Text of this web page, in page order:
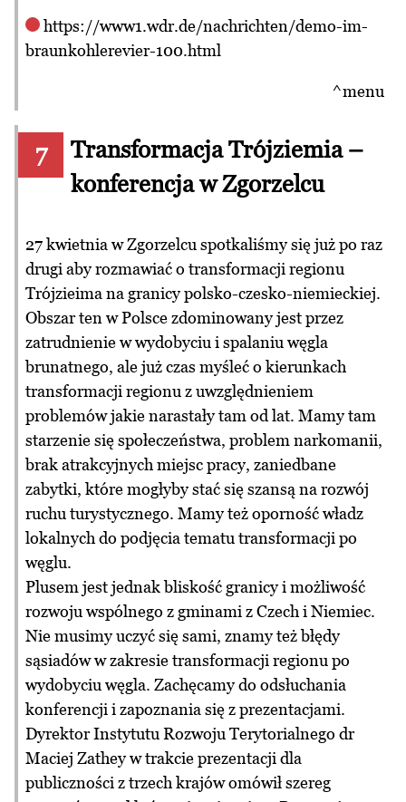
https://www1.wdr.de/nachrichten/demo-im-
braunkohlerevier-100.html
^menu
7
Transformacja Trójziemia –
konferencja w Zgorzelcu
27 kwietnia w Zgorzelcu spotkaliśmy się już po raz
drugi aby rozmawiać o transformacji regionu
Trójzieima na granicy polsko-czesko-niemieckiej.
Obszar ten w Polsce zdominowany jest przez
zatrudnienie w wydobyciu i spalaniu węgla
brunatnego, ale już czas myśleć o kierunkach
transformacji regionu z uwzględnieniem
problemów jakie narastały tam od lat. Mamy tam
starzenie się społeczeństwa, problem narkomanii,
brak atrakcyjnych miejsc pracy, zaniedbane
zabytki, które mogłyby stać się szansą na rozwój
ruchu turystycznego. Mamy też oporność władz
lokalnych do podjęcia tematu transformacji po
węglu.
Plusem jest jednak bliskość granicy i możliwość
rozwoju wspólnego z gminami z Czech i Niemiec.
Nie musimy uczyć się sami, znamy też błędy
sąsiadów w zakresie transformacji regionu po
wydobyciu węgla. Zachęcamy do odsłuchania
konferencji i zapoznania się z prezentacjami.
Dyrektor Instytutu Rozwoju Terytorialnego dr
Maciej Zathey w trakcie prezentacji dla
publiczności z trzech krajów omówił szereg